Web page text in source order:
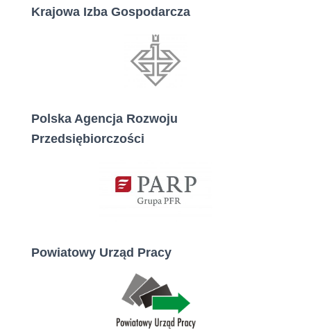
Krajowa Izba Gospodarcza
Polska Agencja Rozwoju
Przedsiębiorczości
Powiatowy Urząd Pracy